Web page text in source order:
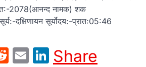
2078(आनन्द नामक) शक
दक्षिणायन सूर्योदय:-प्रातः05:46
Reddit
EmailLinkedIn
Share